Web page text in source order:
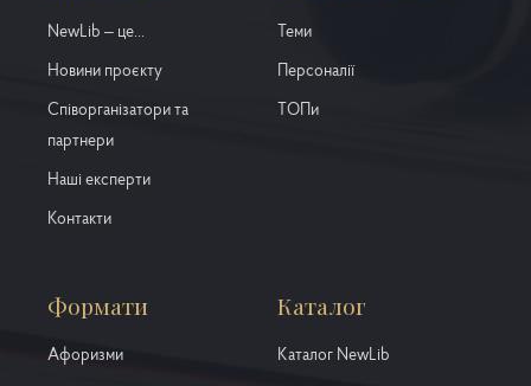
NewLib – це...
Новини проєкту
Співорганізатори та
партнери
Наші експерти
Контакти
Теми
Персоналії
ТОПи
Формати
Афоризми
Каталог
Каталог NewLib